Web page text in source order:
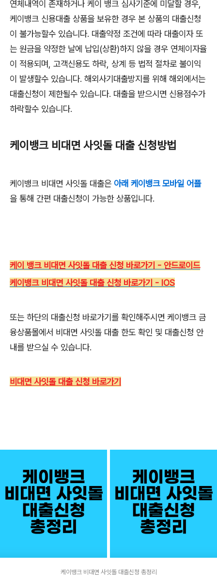
연체내역이 존재하거나 케이 뱅크 심사기준에 미달할 경우,
케이뱅크 신용대출 상품을 보유한 경우 본 상품의 대출신청
이 불가능할수 있습니다. 대출약정 조건에 따라 대출이자 또
는 원금을 약정한 날에 납입(상환)하지 않을 경우 연체이자율
이 적용되며, 고객신용도 하락, 상계 등 법적 절차로 불이익
이 발생할수 있습니다. 해외사기대출방지를 위해 해외에서는
대출신청이 제한될수 있습니다. 대출을 받으시면 신용점수가
하락할수 있습니다.
케이뱅크 비대면 사잇돌 대출 신청방법
케이뱅크 비대면 사잇돌 대출은 아래 케이뱅크 모바일 어플
을 통해 간편 대출신청이 가능한 상품입니다.
케이 뱅크 비대면 사잇돌 대출 신청 바로가기 - 안드로이드
케이뱅크 비대면 사잇돌 대출 신청 바로가기 - IOS
또는 하단의 대출신청 바로가기를 확인해주시면 케이뱅크 금
융상품몰에서 비대면 사잇돌 대출 한도 확인 및 대출신청 안
내를 받으실 수 있습니다.
비대면 사잇돌 대출 신청 바로가기
케이뱅크 비대면 사잇돌 대출신청 총정리